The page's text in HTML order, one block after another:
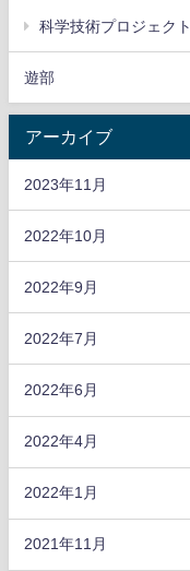
科学技術プロジェクト
遊部
アーカイブ
2023年11月
2022年10月
2022年9月
2022年7月
2022年6月
2022年4月
2022年1月
2021年11月